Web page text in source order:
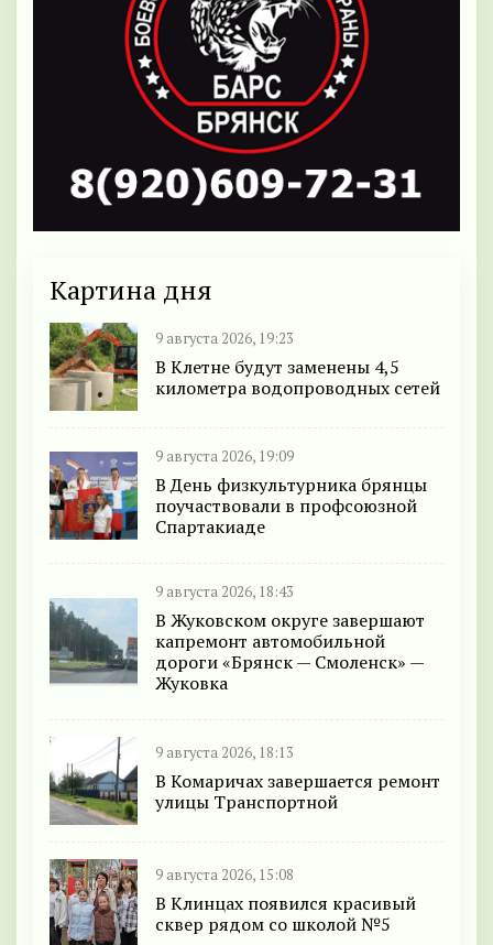
Картина дня
9 августа 2026, 19:23
В Клетне будут заменены 4,5
километра водопроводных сетей
9 августа 2026, 19:09
В День физкультурника брянцы
поучаствовали в профсоюзной
Спартакиаде
9 августа 2026, 18:43
В Жуковском округе завершают
капремонт автомобильной
дороги «Брянск — Смоленск» —
Жуковка
9 августа 2026, 18:13
В Комаричах завершается ремонт
улицы Транспортной
9 августа 2026, 15:08
В Клинцах появился красивый
сквер рядом со школой №5